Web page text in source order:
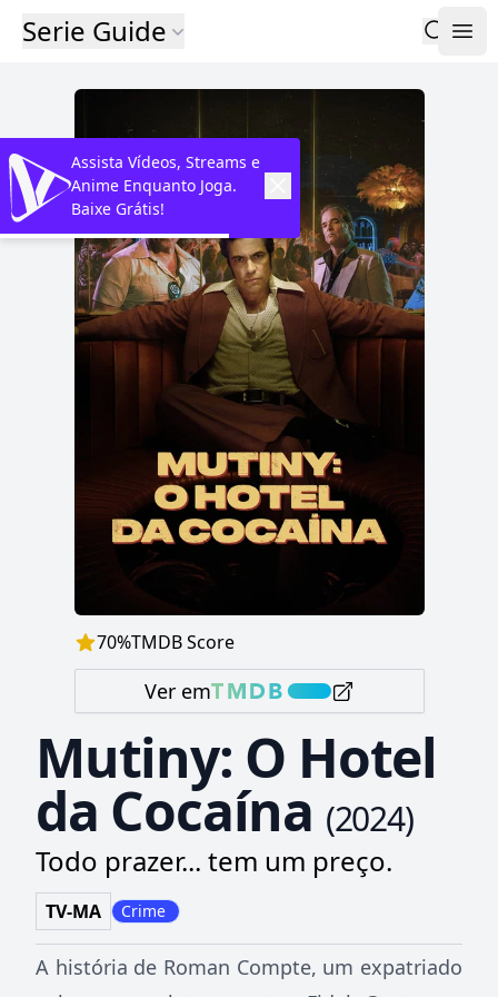
Serie Guide
70%TMDB Score
Ver em
Mutiny: O Hotel
da Cocaína (2024)
Todo prazer... tem um preço.
TV-MA Crime
A história de Roman Compte, um expatriado
Assista Vídeos, Streams e
Anime Enquanto Joga.
Baixe Grátis!